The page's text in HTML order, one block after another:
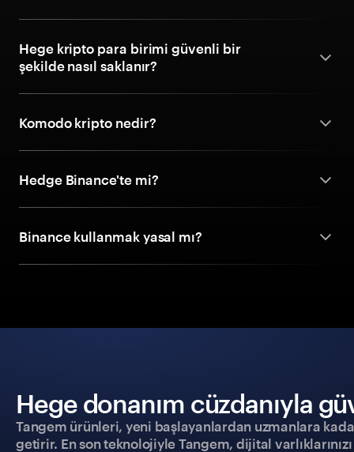
Hege kripto para birimi güvenli bir
şekilde nasıl saklanır?
Komodo kripto nedir?
Hedge Binance'te mi?
Binance kullanmak yasal mı?
Hege donanım cüzdanıyla
Tangem ürünleri, yeni başlayanlardan uzmanlara
getirir. En son teknolojiyle Tangem, dijital